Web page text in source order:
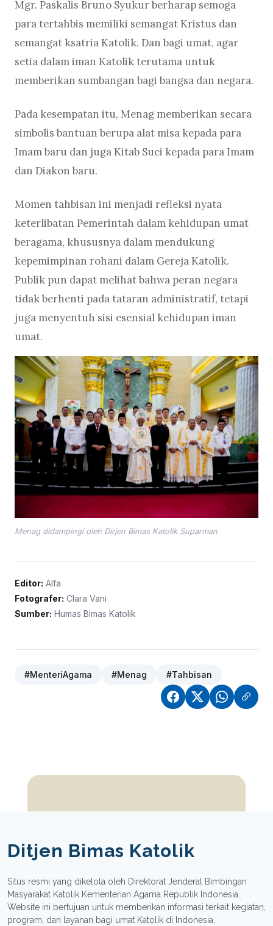
Mgr. Paskalis Bruno Syukur berharap semoga
para tertahbis memiliki semangat Kristus dan
semangat ksatria Katolik. Dan bagi umat, agar
setia dalam iman Katolik terutama untuk
memberikan sumbangan bagi bangsa dan negara.
Pada kesempatan itu, Menag memberikan secara
simbolis bantuan berupa alat misa kepada para
Imam baru dan juga Kitab Suci kepada para Imam
dan Diakon baru.
Momen tahbisan ini menjadi refleksi nyata
keterlibatan Pemerintah dalam kehidupan umat
beragama, khususnya dalam mendukung
kepemimpinan rohani dalam Gereja Katolik.
Publik pun dapat melihat bahwa peran negara
tidak berhenti pada tataran administratif, tetapi
juga menyentuh sisi esensial kehidupan iman
umat.
Menag didampingi oleh Dirjen Bimas Katolik Suparman
Editor: Alfa
Fotografer: Clara Vani
Sumber: Humas Bimas Katolik
#MenteriAgama #Menag #Tahbisan
Ditjen Bimas Katolik
Situs resmi yang dikelola oleh Direktorat Jenderal Bimbingan
Masyarakat Katolik Kementerian Agama Republik Indonesia.
Website ini bertujuan untuk memberikan informasi terkait kegiatan,
program, dan layanan bagi umat Katolik di Indonesia.